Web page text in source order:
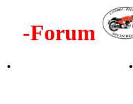
-Forum
• •